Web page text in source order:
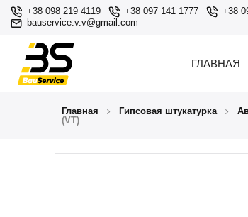
+38 098 219 4119 +38 097 141 1777
+38
bauservice.v.v@gmail.com
ГЛАВНАЯ
Главная Гипсовая штукатурка
(VT)